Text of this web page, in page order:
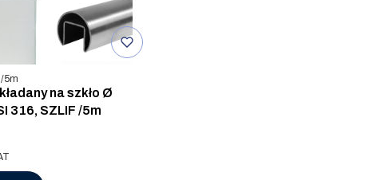
5m
na szkło Ø
316, SZLIF /5m